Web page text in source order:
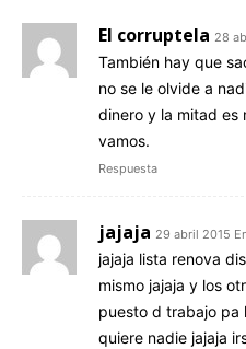
El corruptela 28
También hay que
no se le olvide a
dinero y la mitad es
vamos.
Respuesta
jajaja 29 abril 2015
jajaja lista renova
mismo jajaja y los
puesto d trabajo pa
quiere nadie jajaja